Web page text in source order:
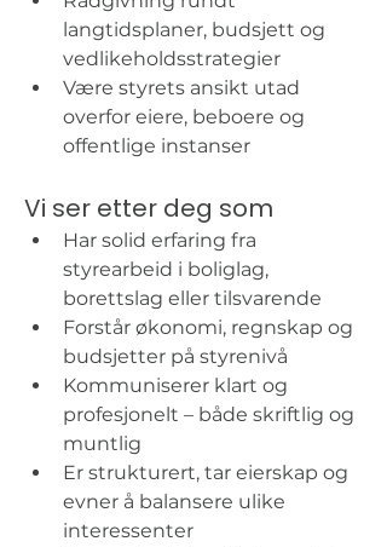
langtidsplaner, budsjett og
vedlikeholds­strategier
Være styrets ansikt utad
overfor eiere, beboere og
offentlige instanser
Vi ser etter deg som
Har solid erfaring fra
styrearbeid i bolig­lag,
borettslag eller tilsvarende
Forstår økonomi, regnskap og
budsjetter på styrenivå
Kommuniserer klart og
profesjonelt – både skriftlig og
muntlig
Er strukturert, tar eierskap og
evner å balansere ulike
interessenter